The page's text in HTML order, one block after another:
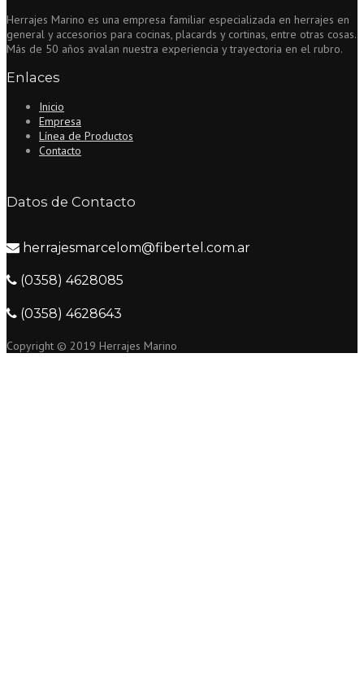
Herrajes Marino es una empresa familiar especializada en herrajes en
general y accesorios para cocinas, placards y cortinas, entre otras cosas.
Más de 50 años avalan nuestra experiencia y trayectoria en el rubro.
Enlaces
Inicio
Empresa
Línea de Productos
Contacto
Datos de Contacto
herrajesmarcelom@fibertel.com.ar
(0358) 4628085
(0358) 4628643
Copyright © 2019 Herrajes Marino